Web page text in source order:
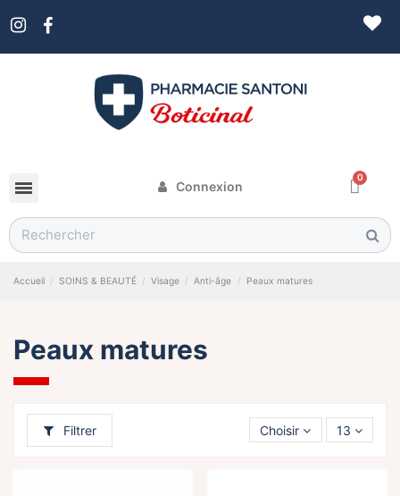
Connexion
Accueil SOINS & BEAUTÉ Visage Anti-âge Peaux matures
Peaux matures
Filtrer Choisir 13